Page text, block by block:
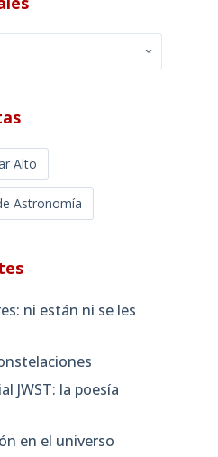
Alto
Astronomía
ni están ni se les
JWST: la poesía
en el universo